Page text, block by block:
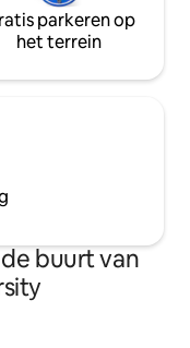
een
✔️
Queensize bed +
(Topper en
voor vier
eetkamer met
Common
parkeren op
het terrein
buurt van